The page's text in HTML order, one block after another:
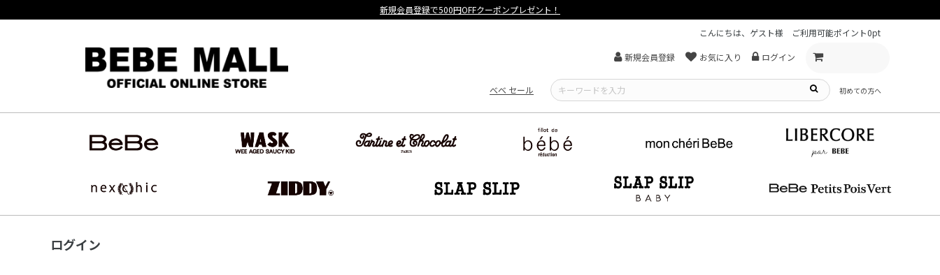
新規会員登録で500円OFFクーポンプレゼント！
こんにちは、ゲスト様
ご利用可能ポイント0pt
新規会員登録 お気に入り ログイン
べべ セール 初めての方へ
ログイン